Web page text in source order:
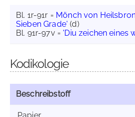
Bl. 1r-91r = Mönch von
Sieben Grade' (d)
Bl. 91r-97v = 'Diu zeichen eines
Kodikologie
Beschreibstoff